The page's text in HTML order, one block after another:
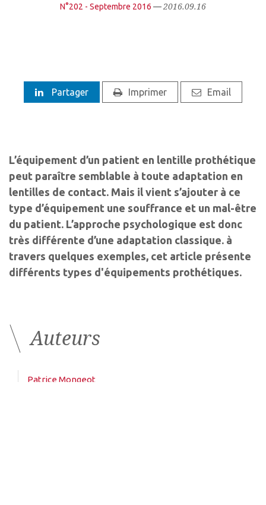
N°202 - Septembre 2016 —2016.09.16
Partager Imprimer Email
L’équipement d’un patient en lentille prothétique
peut paraître semblable à toute adaptation en
lentilles de contact. Mais il vient s’ajouter à ce
type d’équipement une souffrance et un mal-être
du patient. L’approche psychologique est donc
très différente d’une adaptation classique. à
travers quelques exemples, cet article présente
différents types d'équipements prothétiques.
Auteurs
Patrice Mongeot